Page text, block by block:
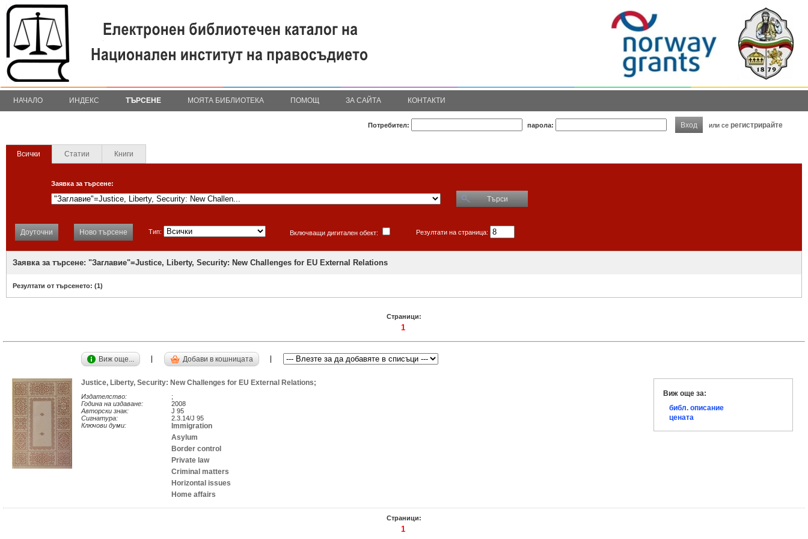
НАЧАЛО ИНДЕКС ТЪРСЕНЕ МОЯТА БИБЛИОТЕКА ПОМОЩ ЗА САЙТА КОНТАКТИ
Потребител: парола: Вход или се регистрирайте
Всички Статии Книги
Заявка за търсене:
Търси
Доуточни Ново търсене Тип: Включващи дигитален обект: Резултати на страница:
Заявка за търсене: "Заглавие"=Justice, Liberty, Security: New Challenges for EU External Relations
Резултати от търсенето: (1)
Страници:
1
Виж още... Добави в кошницата
Justice, Liberty, Security: New Challenges for EU External Relations;
Издателство:
;
Година на издаване:
2008
Авторски знак:
J 95
Сигнатура:
2.3.14/J 95
Ключови думи:
Immigration
Asylum
Border control
Private law
Criminal matters
Horizontal issues
Home affairs
Виж още за:
библ. описание
цената
Страници:
1